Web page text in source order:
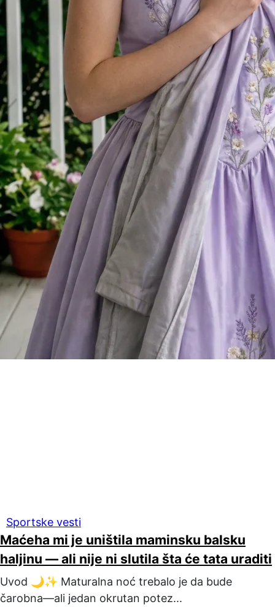
Sportske vesti
Maćeha mi je uništila maminsku balsku
haljinu — ali nije ni slutila šta će tata uraditi
Uvod 🌙✨ Maturalna noć trebalo je da bude
čarobna—ali jedan okrutan potez...